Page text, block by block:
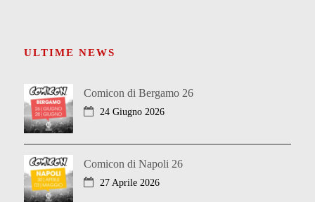
ULTIME NEWS
Comicon di Bergamo 26
24 Giugno 2026
Comicon di Napoli 26
27 Aprile 2026